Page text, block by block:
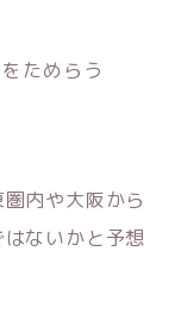
ためらう
内や大阪から
ないかと予想